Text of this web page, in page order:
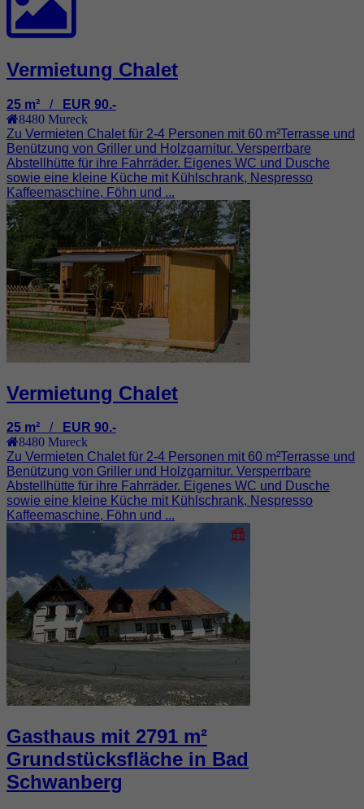
Vermietung Chalet
25 m² / EUR 90.-
8480 Mureck
Zu Vermieten Chalet für 2-4 Personen mit 60 m²Terrasse und
Benützung von Griller und Holzgarnitur. Versperrbare
Abstellhütte für ihre Fahrräder. Eigenes WC und Dusche
sowie eine kleine Küche mit Kühlschrank, Nespresso
Kaffeemaschine, Föhn und ...
Vermietung Chalet
25 m² / EUR 90.-
8480 Mureck
Zu Vermieten Chalet für 2-4 Personen mit 60 m²Terrasse und
Benützung von Griller und Holzgarnitur. Versperrbare
Abstellhütte für ihre Fahrräder. Eigenes WC und Dusche
sowie eine kleine Küche mit Kühlschrank, Nespresso
Kaffeemaschine, Föhn und ...
Gasthaus mit 2791 m²
Grundstücksfläche in Bad
Schwanberg